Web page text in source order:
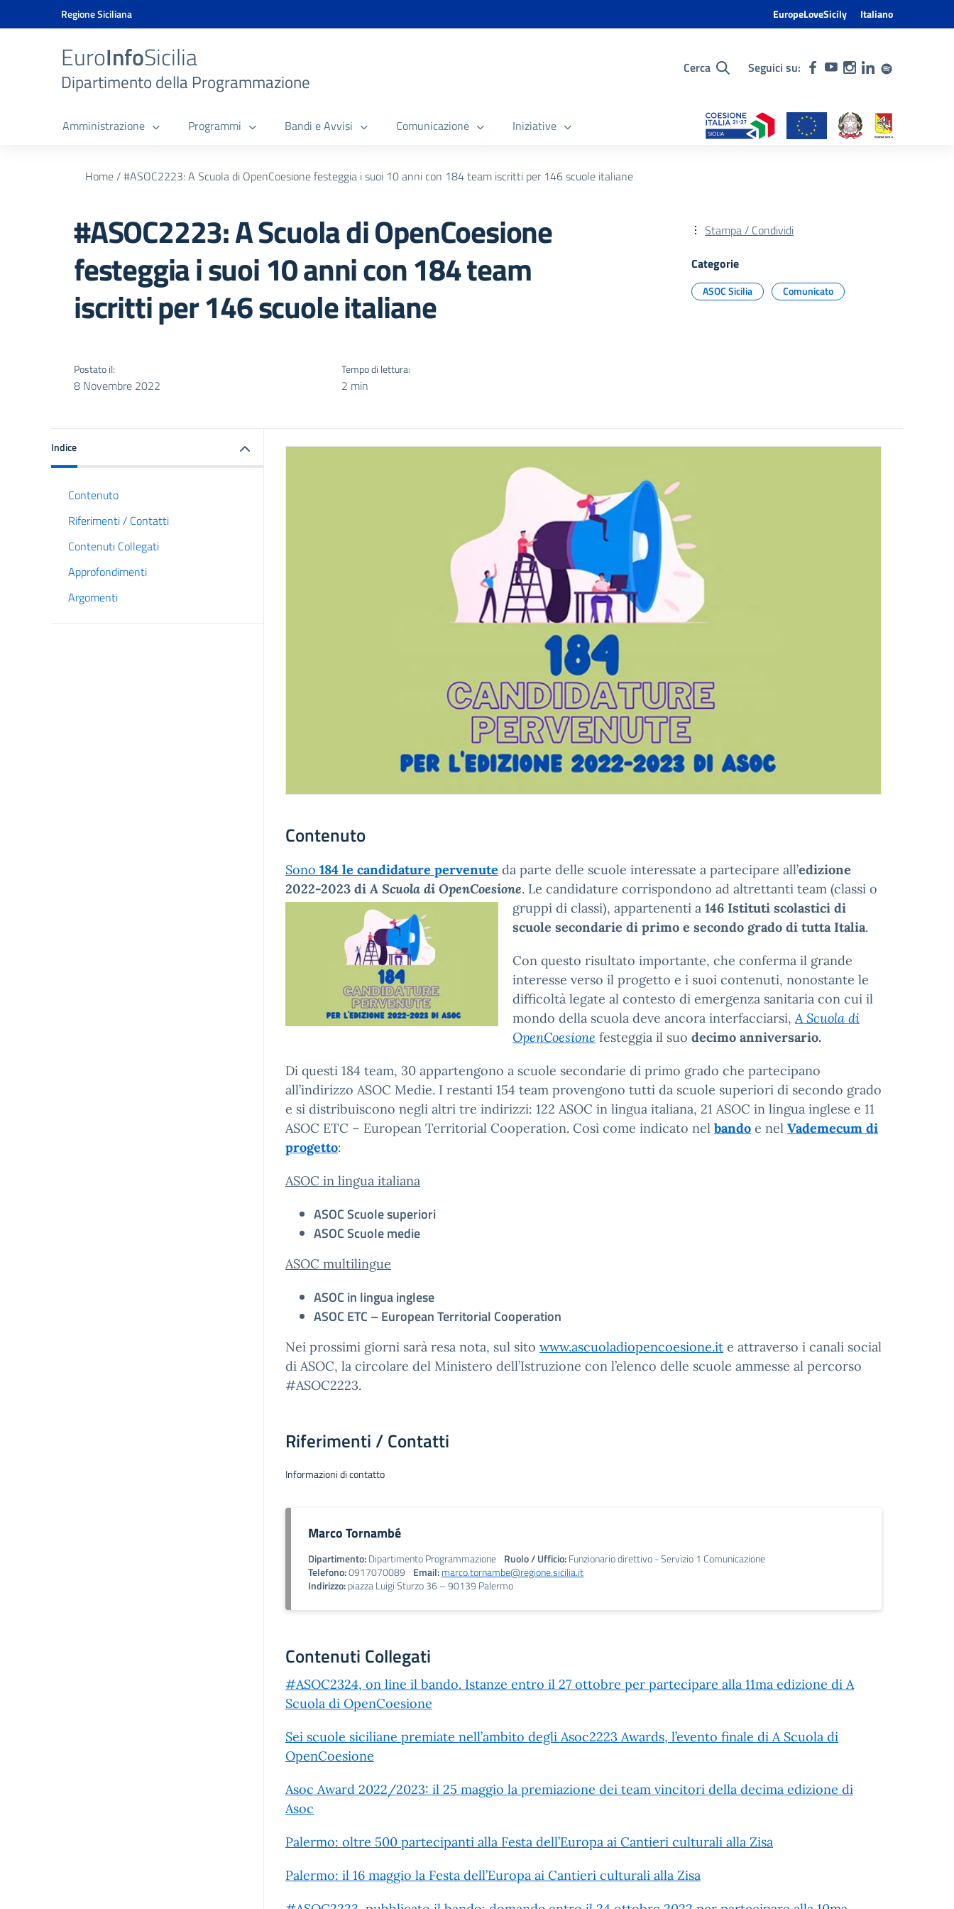
Vai ai contenuti
Vai al menu di navigazione
Vai al banner delle Cookie Policy
Regione Siciliana EuropeLoveSicily Italiano
EuroInfoSicilia
Dipartimento della Programmazione
Cerca Seguici su:
Amministrazione Programmi Bandi e Avvisi Comunicazione Iniziative
Home/#ASOC2223: A Scuola di OpenCoesione festeggia i suoi 10 anni con 184 team iscritti per 146 scuole italiane
#ASOC2223: A Scuola di OpenCoesione
festeggia i suoi 10 anni con 184 team
iscritti per 146 scuole italiane
Postato il:
8 Novembre 2022
Tempo di lettura:
2 min
Stampa / Condividi
Categorie
ASOC Sicilia Comunicato
Indice
Contenuto
Riferimenti / Contatti
Contenuti Collegati
Approfondimenti
Argomenti
Contenuto
Sono 184 le candidature pervenute da parte delle scuole interessate a partecipare all’edizione
2022-2023 diA Scuola di OpenCoesione. Le candidature corrispondono ad altrettanti team (classi o
gruppi di classi), appartenenti a 146 Istituti scolastici di
scuole secondarie di primo e secondo grado di tutta Italia.
Con questo risultato importante, che conferma il grande
interesse verso il progetto e i suoi contenuti, nonostante le
difficoltà legate al contesto di emergenza sanitaria con cui il
mondo della scuola deve ancora interfacciarsi,A Scuola di
OpenCoesione festeggia il suo decimo anniversario.
Di questi 184 team, 30 appartengono a scuole secondarie di primo grado che partecipano
all’indirizzo ASOC Medie. I restanti 154 team provengono tutti da scuole superiori di secondo grado
e si distribuiscono negli altri tre indirizzi: 122 ASOC in lingua italiana, 21 ASOC in lingua inglese e 11
ASOC ETC – European Territorial Cooperation. Così come indicato nel bando e nel Vademecum di
progetto:
ASOC in lingua italiana
ASOC Scuole superiori
ASOC Scuole medie
ASOC multilingue
ASOC in lingua inglese
ASOC ETC – European Territorial Cooperation
Nei prossimi giorni sarà resa nota, sul sito www.ascuoladiopencoesione.it e attraverso i canali social
di ASOC, la circolare del Ministero dell’Istruzione con l’elenco delle scuole ammesse al percorso
#ASOC2223.
Riferimenti / Contatti
Informazioni di contatto
Marco Tornambé
Dipartimento:Dipartimento Programmazione Ruolo / Ufficio:Funzionario direttivo - Servizio 1 Comunicazione
Telefono:0917070089 Email:marco.tornambe@regione.sicilia.it
Indirizzo:piazza Luigi Sturzo 36 – 90139 Palermo
Contenuti Collegati
#ASOC2324, on line il bando. Istanze entro il 27 ottobre per partecipare alla 11ma edizione di A
Scuola di OpenCoesione
Sei scuole siciliane premiate nell’ambito degli Asoc2223 Awards, l’evento finale di A Scuola di
OpenCoesione
Asoc Award 2022/2023: il 25 maggio la premiazione dei team vincitori della decima edizione di
Asoc
Palermo: oltre 500 partecipanti alla Festa dell’Europa ai Cantieri culturali alla Zisa
Palermo: il 16 maggio la Festa dell’Europa ai Cantieri culturali alla Zisa